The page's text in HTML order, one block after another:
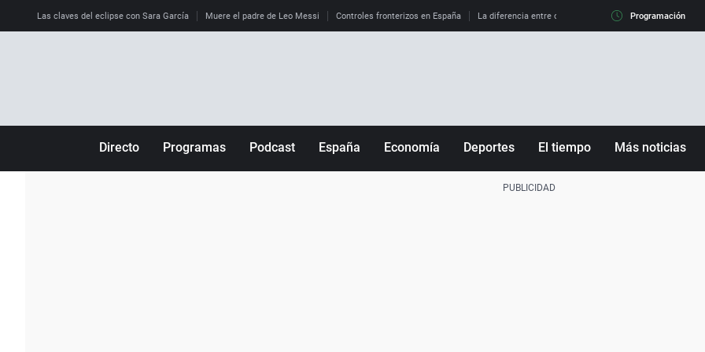
Las claves del eclipse con Sara García Muere el padre de Leo Messi Controles fronterizos en España La diferencia entre observar el eclipse al 99% y al 100%
Programación
Directo Programas Podcast España Economía Deportes El tiempo Más noticias